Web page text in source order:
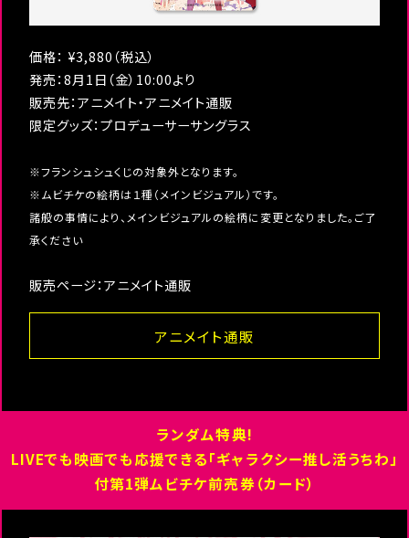
価格： ¥3,880（税込）
発売：8月1日（金）10:00より
販売先：アニメイト・アニメイト通販
限定グッズ：プロデューサーサングラス
※フランシュシュくじの対象外となります。
※ムビチケの絵柄は１種（メインビジュアル）です。
諸般の事情により、メインビジュアルの絵柄に変更となりました。ご了
承ください
販売ページ：アニメイト通販
アニメイト通販
ランダム特典!
LIVEでも映画でも応援できる「ギャラクシー推し活うちわ」
付第1弾ムビチケ前売券（カード）